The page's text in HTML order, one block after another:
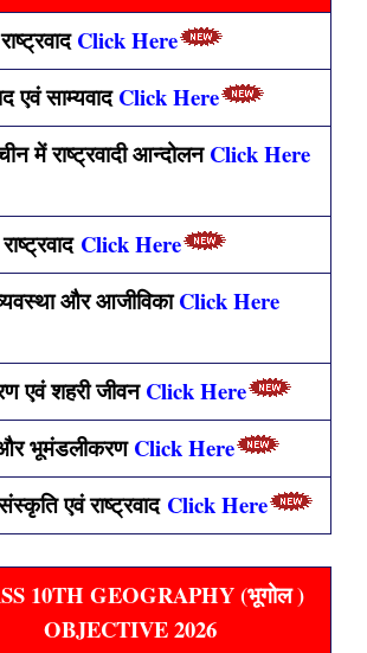
Click Here
एवं साम्यवाद Click Here
में राष्ट्रवादी आन्दोलन Click Here
Click Here
और आजीविकाClick Here
एवं शहरी जीवनClick Here
और भूमंडलीकरणClick Here
एवं राष्ट्रवाद Click Here
10TH GEOGRAPHY (भूगोल )
OBJECTIVE 2026